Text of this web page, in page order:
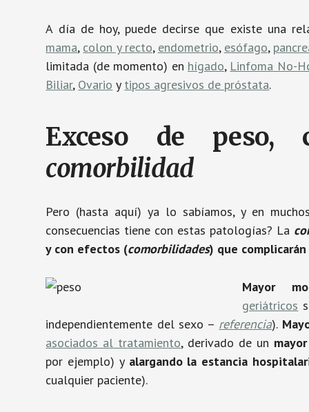
A día de hoy, puede decirse que existe una
mama, colon y recto, endometrio, esófago,
limitada (de momento) en hígado, Linfoma No-
Biliar, Ovario y tipos agresivos de próstata.
Exceso de peso,
comorbilidad
Pero (hasta aquí) ya lo sabíamos, y en
consecuencias tiene con estas patologías? La
y con efectos (comorbilidades) que
Mayor
geriátricos
independientemente del sexo – referencia).
asociados al tratamiento, derivado de un
por ejemplo) y alargando la estancia
cualquier paciente).